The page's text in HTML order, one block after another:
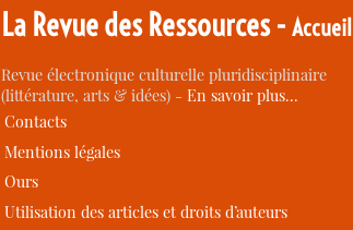
La Revue des Ressources -Accueil
Revue électronique culturelle pluridisciplinaire
(littérature, arts & idées) -En savoir plus…
Contacts
Mentions légales
Ours
Utilisation des articles et droits d’auteurs